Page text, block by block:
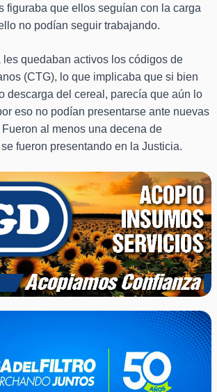
figuraba que ellos seguían con la carga
no podían seguir trabajando.
les quedaban activos los códigos de
(CTG), lo que implicaba que si bien
descarga del cereal, parecía que aún lo
eso no podían presentarse ante nuevas
al menos una decena de
fueron presentando en la Justicia.